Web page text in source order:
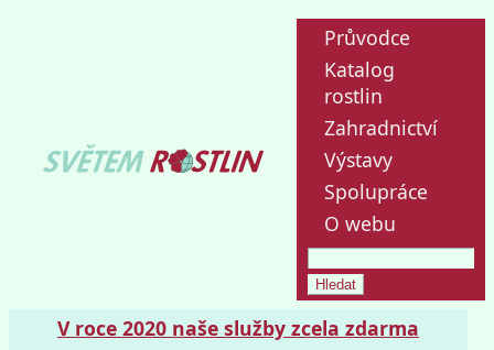
Průvodce
Katalog
rostlin
Zahradnictví
Výstavy
Spolupráce
O webu
V roce 2020 naše služby zcela zdarma